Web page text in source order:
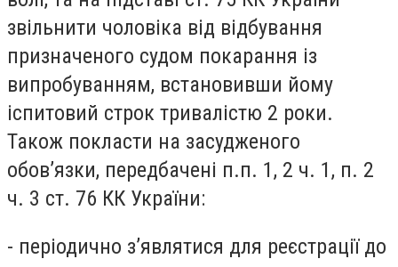
звільнити чоловіка від відбування
призначеного судом покарання із
випробуванням, встановивши йому
іспитовий строк тривалістю 2 роки.
Також покласти на засудженого
обов’язки, передбачені п.п. 1, 2 ч. 1, п. 2
ч. 3 ст. 76 КК України:
- періодично з’являтися для реєстрації до